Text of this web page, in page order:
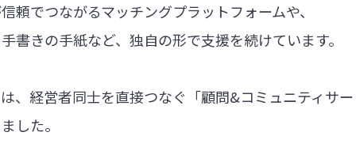
頼でつながるマッチングプラットフォームや、
書きの手紙など、独自の形で支援を続けています。
、経営者同士を直接つなぐ「顧問&コミュニティサ
した。